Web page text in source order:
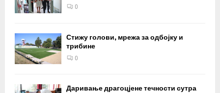
0
Стижу голови, мрежа за одбојку и
трибине
0
Даривање драгоцјене течности сутра